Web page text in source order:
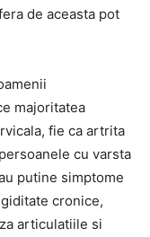
de aceasta pot
majoritatea
fie ca artrita
cu varsta
putine simptome
cronice,
articulatiile si